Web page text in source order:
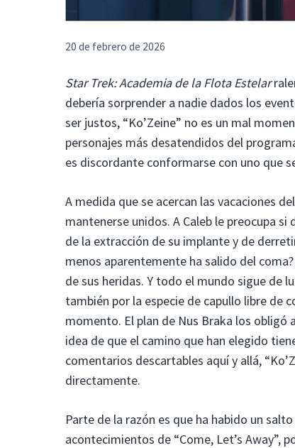
20 de febrero de 2026
Star Trek: Academia de la Flota Estelar
debería sorprender a nadie dados los
ser justos, “Ko’Zeine” no es un mal
personajes más desatendidos del
es discordante conformarse con uno que
A medida que se acercan las vacaciones
mantenerse unidos. A Caleb le preocupa
de la extracción de su implante y de
menos aparentemente ha salido del
de sus heridas. Y todo el mundo sigue de
también por la especie de capullo libre de
momento. El plan de Nus Braka los
idea de que el camino que han elegido
comentarios descartables aquí y allá,
directamente.
Parte de la razón es que ha habido un
acontecimientos de “Come, Let’s Away”,